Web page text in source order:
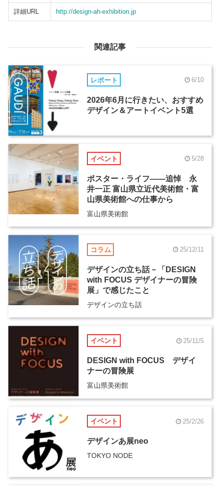
詳細URL http://design-ah-exhibition.jp
関連記事
レポート 6/10
2026年6月に行きたい、おすすめ
デザイン＆アートイベント5選
イベント 5/28
ポスター・ライフ――追悼 永
井一正 富山県立近代美術館・富
山県美術館への仕事から
富山県美術館
コラム 25/12/11
デザインの立ち話－「DESIGN
with FOCUS デザイナーの冒険
展」で感じたこと
デザインの立ち話
イベント 25/11/5
DESIGN with FOCUS デザイ
ナーの冒険展
富山県美術館
イベント 25/2/26
デザインあ展neo
TOKYO NODE